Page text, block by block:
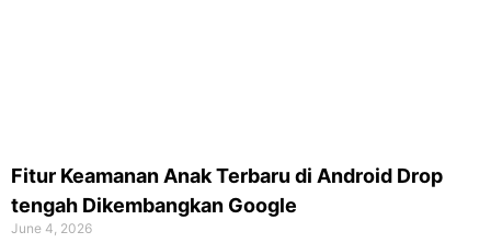
Fitur Keamanan Anak Terbaru di Android Drop
tengah Dikembangkan Google
June 4, 2026